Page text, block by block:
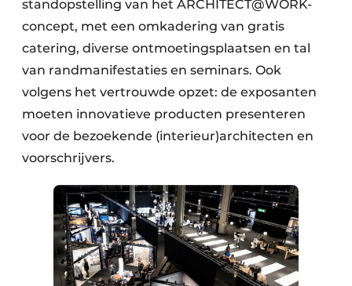
Veiligheid & Opleiding
Zonwering
standopstelling van het ARCHITECT@WORK-
concept, met een omkadering van gratis
catering, diverse ontmoetingsplaatsen en tal
van randmanifestaties en seminars. Ook
volgens het vertrouwde opzet: de exposanten
moeten innovatieve producten presenteren
voor de bezoekende (interieur)architecten en
voorschrijvers.